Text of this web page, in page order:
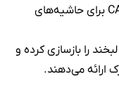
با استفاده از سیستم‌های CAD/CAM برای حاشیه‌های
را بازسازی کرده و
ارائه می‌دهند.